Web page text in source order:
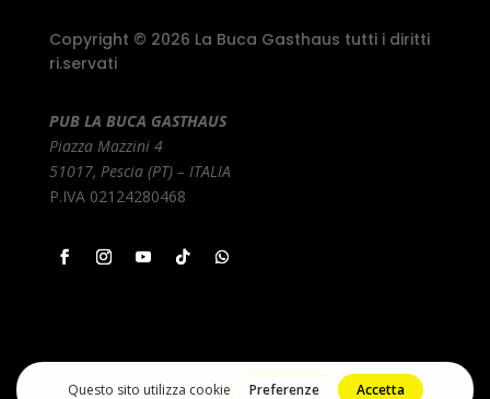
Copyright © 2026 La Buca Gasthaus tutti i diritti
ri.servati
PUB LA BUCA GASTHAUS
Piazza Mazzini 4
51017, Pescia (PT) – ITALIA
P.IVA 02124280468